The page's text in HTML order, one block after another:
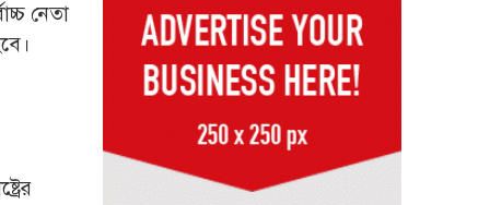
নেতা
উদ্যোক্তা মেলার সমাপনী
অনুষ্ঠান, ৬০ উদ্যোক্তাকে
সম্মাননা দিলেন সিটি
প্রশাসক
রংপুরে চলন্ত ট্রেনে উঠতে
গিয়ে কাটা পড়ে রেলকর্মীর
মৃত্যু